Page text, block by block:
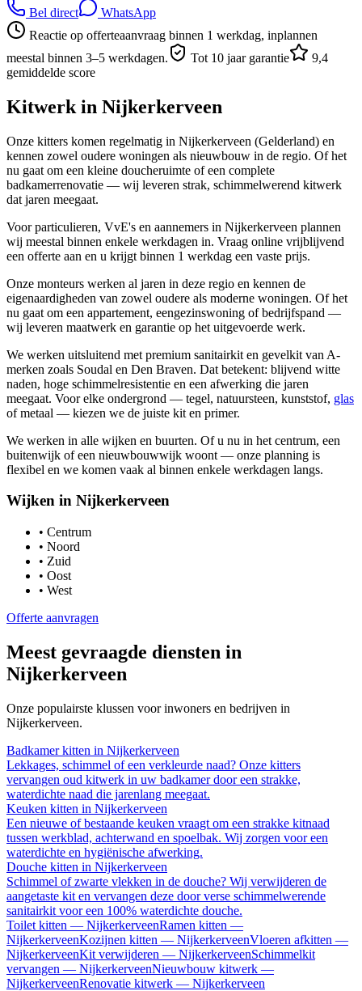
Bel direct
WhatsApp
Reactie op offerteaanvraag binnen 1 werkdag, inplannen
meestal binnen 3–5 werkdagen.
Tot 10 jaar garantie
9,4
gemiddelde score
Kitwerk in Nijkerkerveen
Onze kitters komen regelmatig in Nijkerkerveen (Gelderland) en
kennen zowel oudere woningen als nieuwbouw in de regio. Of het
nu gaat om een kleine doucheruimte of een complete
badkamerrenovatie — wij leveren strak, schimmelwerend kitwerk
dat jaren meegaat.
Voor particulieren, VvE's en aannemers in Nijkerkerveen plannen
wij meestal binnen enkele werkdagen in. Vraag online vrijblijvend
een offerte aan en u krijgt binnen 1 werkdag een vaste prijs.
Onze monteurs werken al jaren in deze regio en kennen de
eigenaardigheden van zowel oudere als moderne woningen. Of het
nu gaat om een appartement, eengezinswoning of bedrijfspand —
wij leveren maatwerk en garantie op het uitgevoerde werk.
We werken uitsluitend met premium sanitairkit en gevelkit van A-
merken zoals Soudal en Den Braven. Dat betekent: blijvend witte
naden, hoge schimmelresistentie en een afwerking die jaren
meegaat. Voor elke ondergrond — tegel, natuursteen, kunststof, glas
of metaal — kiezen we de juiste kit en primer.
We werken in alle wijken en buurten. Of u nu in het centrum, een
buitenwijk of een nieuwbouwwijk woont — onze planning is
flexibel en we komen vaak al binnen enkele werkdagen langs.
Wijken in Nijkerkerveen
• Centrum
• Noord
• Zuid
• Oost
• West
Offerte aanvragen
Meest gevraagde diensten in
Nijkerkerveen
Onze populairste klussen voor inwoners en bedrijven in
Nijkerkerveen.
Badkamer kitten in Nijkerkerveen
Lekkages, schimmel of een verkleurde naad? Onze kitters
vervangen oud kitwerk in uw badkamer door een strakke,
waterdichte naad die jarenlang meegaat.
Keuken kitten in Nijkerkerveen
Een nieuwe of bestaande keuken vraagt om een strakke kitnaad
tussen werkblad, achterwand en spoelbak. Wij zorgen voor een
waterdichte en hygiënische afwerking.
Douche kitten in Nijkerkerveen
Schimmel of zwarte vlekken in de douche? Wij verwijderen de
aangetaste kit en vervangen deze door verse schimmelwerende
sanitairkit voor een 100% waterdichte douche.
Toilet kitten — NijkerkerveenRamen kitten —
NijkerkerveenKozijnen kitten — NijkerkerveenVloeren afkitten —
NijkerkerveenKit verwijderen — NijkerkerveenSchimmelkit
vervangen — NijkerkerveenNieuwbouw kitwerk —
NijkerkerveenRenovatie kitwerk — Nijkerkerveen